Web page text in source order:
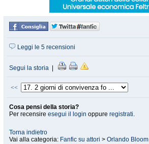
Leggi le 5 recensioni
Segui la storia
<<
Cosa pensi della storia?
Per recensire esegui il login oppure registrati.
Torna indietro
Vai alla categoria: Fanfic su attori > Orlando Bloom